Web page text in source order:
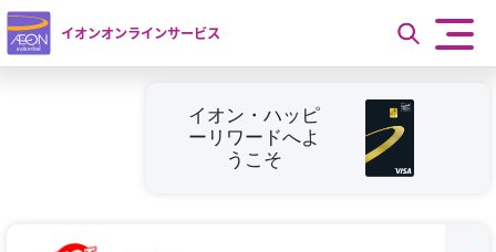
イオンオンラインサービス
イオン・ハッピ
ーリワードへよ
うこそ